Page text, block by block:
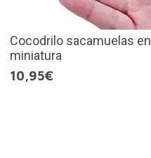
Cocodrilo sacamuelas en
miniatura
10,95€